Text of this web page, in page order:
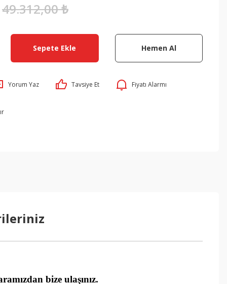
49.312,00 ₺
Sepete Ekle Hemen Al
Yorum Yaz Tavsiye Et Fiyatı Alarmı
bize ulaşınız.